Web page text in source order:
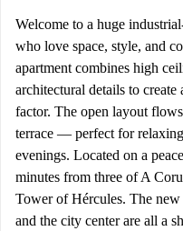
Welcome to a huge
who love space, style, and
apartment combines high
architectural details to
factor. The open layout
terrace — perfect for
evenings. Located on a
minutes from three of A
Tower of Hércules. The new
and the city center are all a